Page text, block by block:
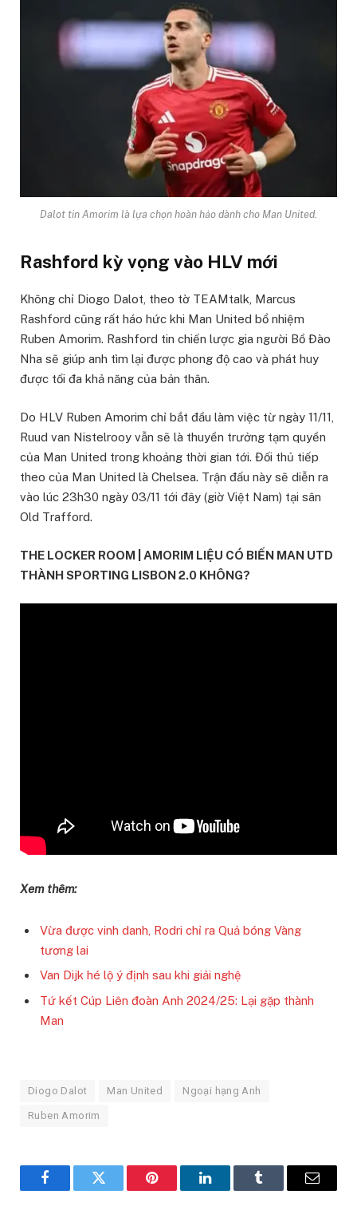
Dalot tin Amorim là lựa chọn hoàn hảo dành cho Man United.
Rashford kỳ vọng vào HLV mới
Không chỉ Diogo Dalot, theo tờ TEAMtalk, Marcus
Rashford cũng rất háo hức khi Man United bổ nhiệm
Ruben Amorim. Rashford tin chiến lược gia người Bồ Đào
Nha sẽ giúp anh tìm lại được phong độ cao và phát huy
được tối đa khả năng của bản thân.
Do HLV Ruben Amorim chỉ bắt đầu làm việc từ ngày 11/11,
Ruud van Nistelrooy vẫn sẽ là thuyền trưởng tạm quyền
của Man United trong khoảng thời gian tới. Đối thủ tiếp
theo của Man United là Chelsea. Trận đấu này sẽ diễn ra
vào lúc 23h30 ngày 03/11 tới đây (giờ Việt Nam) tại sân
Old Trafford.
THE LOCKER ROOM | AMORIM LIỆU CÓ BIẾN MAN UTD
THÀNH SPORTING LISBON 2.0 KHÔNG?
Xem thêm:
Vừa được vinh danh, Rodri chỉ ra Quả bóng Vàng
tương lai
Van Dijk hé lộ ý định sau khi giải nghệ
Tứ kết Cúp Liên đoàn Anh 2024/25: Lại gặp thành
Man
Diogo Dalot Man United Ngoại hạng Anh
Ruben Amorim
FacebookTwitter Pinterest LinkedInTumblr Email